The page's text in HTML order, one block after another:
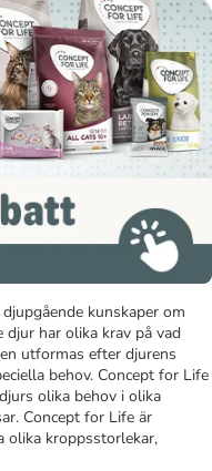
kunskaper om
djur har olika krav på vad
utformas efter djurens
behov. Concept for Life
olika behov i olika
Concept for Life är
olika kroppsstorlekar,